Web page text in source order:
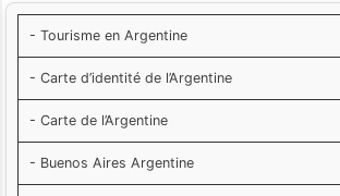
- Tourisme en Argentine
- Carte d’identité de l’Argentine
- Carte de l’Argentine
- Buenos Aires Argentine